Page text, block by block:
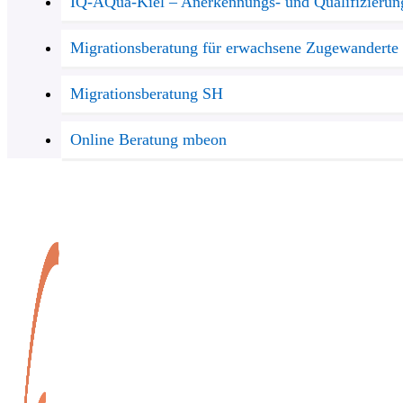
Migrationsberatung für erwachsene Zugewanderte
Migrationsberatung SH
Online Beratung mbeon